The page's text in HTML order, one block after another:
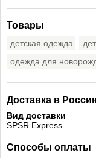
Товары
детская одежда
одежда для
Доставка в
Вид доставки
SPSR Express
Способы оплаты